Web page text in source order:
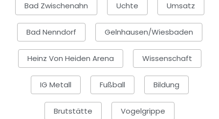
Bad Zwischenahn Uchte Umsatz
Bad Nenndorf Gelnhausen/Wiesbaden
Heinz Von Heiden Arena Wissenschaft
IG Metall Fußball Bildung
Brutstätte Vogelgrippe